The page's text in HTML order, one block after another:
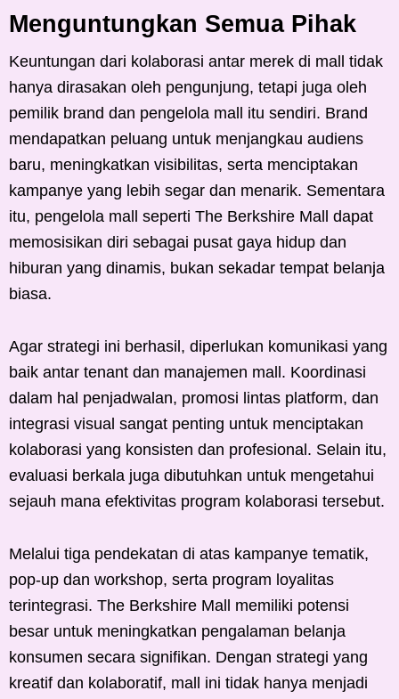
Menguntungkan Semua Pihak
Keuntungan dari kolaborasi antar merek di mall tidak
hanya dirasakan oleh pengunjung, tetapi juga oleh
pemilik brand dan pengelola mall itu sendiri. Brand
mendapatkan peluang untuk menjangkau audiens
baru, meningkatkan visibilitas, serta menciptakan
kampanye yang lebih segar dan menarik. Sementara
itu, pengelola mall seperti The Berkshire Mall dapat
memosisikan diri sebagai pusat gaya hidup dan
hiburan yang dinamis, bukan sekadar tempat belanja
biasa.
Agar strategi ini berhasil, diperlukan komunikasi yang
baik antar tenant dan manajemen mall. Koordinasi
dalam hal penjadwalan, promosi lintas platform, dan
integrasi visual sangat penting untuk menciptakan
kolaborasi yang konsisten dan profesional. Selain itu,
evaluasi berkala juga dibutuhkan untuk mengetahui
sejauh mana efektivitas program kolaborasi tersebut.
Melalui tiga pendekatan di atas kampanye tematik,
pop-up dan workshop, serta program loyalitas
terintegrasi. The Berkshire Mall memiliki potensi
besar untuk meningkatkan pengalaman belanja
konsumen secara signifikan. Dengan strategi yang
kreatif dan kolaboratif, mall ini tidak hanya menjadi